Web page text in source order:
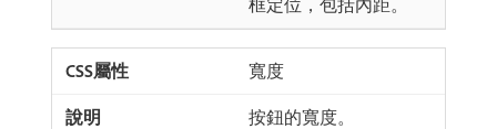
框定位，包括內距。
寬度
按鈕的寬度。